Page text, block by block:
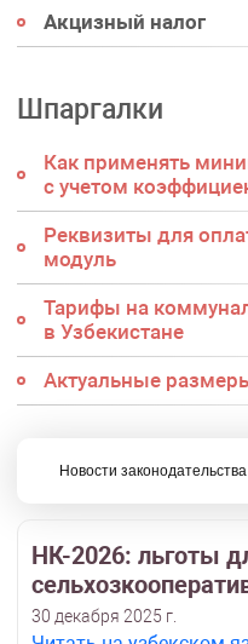
Акцизный налог
Шпаргалки
Как применять
с учетом
Реквизиты для
модуль
Тарифы на
в Узбекистане
Актуальные
Новости законодательства
НК-2026: льготы
30 декабря 2025 г.